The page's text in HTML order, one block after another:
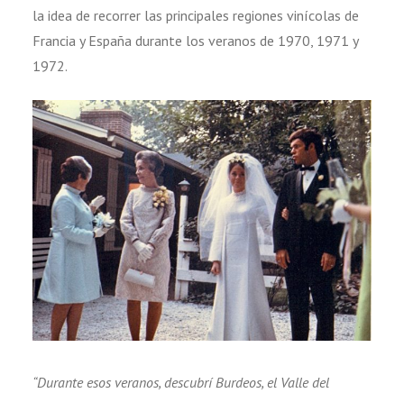
la idea de recorrer las principales regiones vinícolas de
Francia y España durante los veranos de 1970, 1971 y
1972.
“Durante esos veranos, descubrí Burdeos, el Valle del